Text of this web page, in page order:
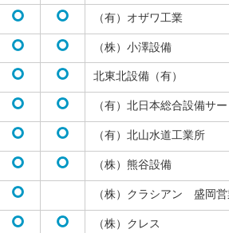
（有）オザワ工業
（株）小澤設備
北東北設備（有）
（有）北日本総合設備サ
（有）北山水道工業所
（株）熊谷設備
（株）クラシアン 盛岡
（株）クレス